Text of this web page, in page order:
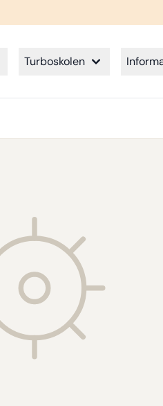
Turboskolen